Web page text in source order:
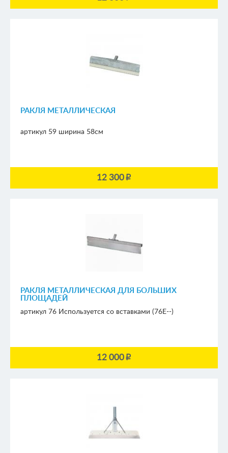
РАКЛЯ МЕТАЛЛИЧЕСКАЯ
артикул 59 ширина 58см
12 300p
РАКЛЯ МЕТАЛЛИЧЕСКАЯ ДЛЯ БОЛЬШИХ
ПЛОЩАДЕЙ
артикул 76 Используется со вставками (76Е--)
12 000p